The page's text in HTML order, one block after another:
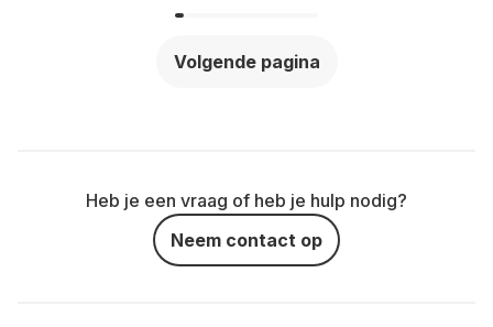
Volgende pagina
Heb je een vraag of heb je hulp nodig?
Neem contact op